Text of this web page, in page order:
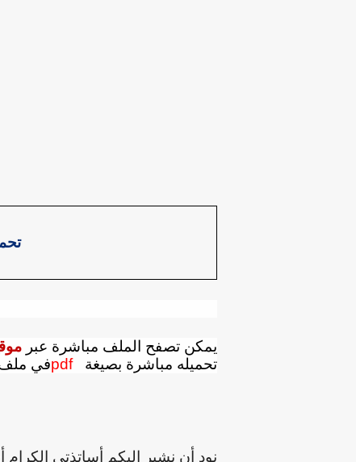
يمكن تصفح الملف مباشرة عبر
تحميله مباشرة بصيغة
pdfفي ملف
نود أن نشير إليكم أساتذتي الكرام